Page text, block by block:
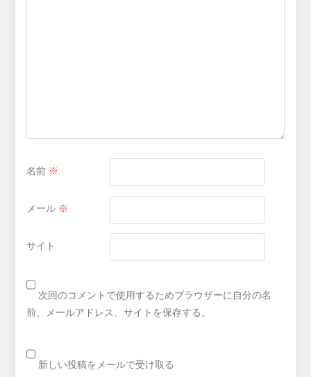
名前 ※
メール ※
サイト
次回のコメントで使用するためブラウザーに自分の名
前、メールアドレス、サイトを保存する。
新しい投稿をメールで受け取る